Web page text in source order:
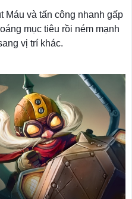
Máu và tấn công nhanh gấp
mục tiêu rồi ném mạnh
vị trí khác.